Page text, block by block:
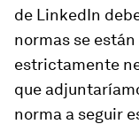
de LinkedIn
normas se
estrictamente
que
norma a seguir